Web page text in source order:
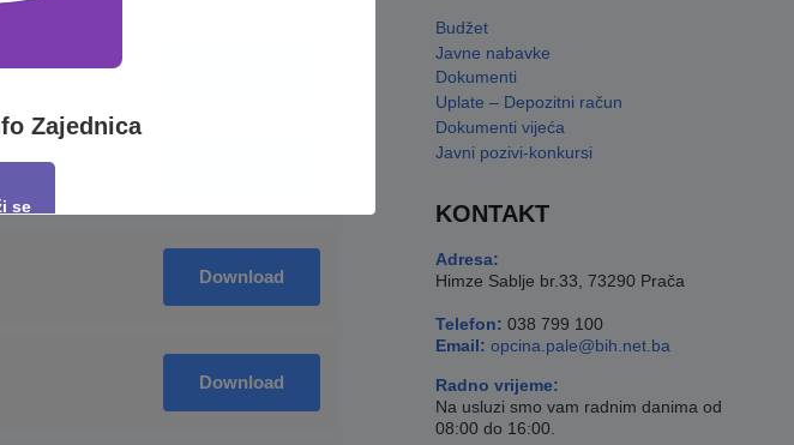
Download
Download
Budžet
Javne nabavke
Dokumenti
Uplate – Depozitni račun
Dokumenti vijeća
Javni pozivi-konkursi
KONTAKT
Adresa:
Himze Sablje br.33, 73290 Prača
Telefon: 038 799 100
Email: opcina.pale@bih.net.ba
Radno vrijeme:
Na usluzi smo vam radnim danima od
08:00 do 16:00.
Zajednica
se